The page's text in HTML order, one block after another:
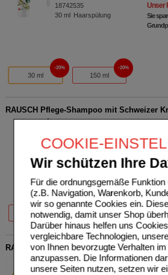
COOKIE-
Wir schützen Ihre
Für die ordnungsgemäße
(z.B. Navigation, Warenkorb,
wir so genannte Cookies ein.
notwendig, damit unser Shop
Darüber hinaus helfen uns
vergleichbare Technologien,
von Ihnen bevorzugte Verhalten
anzupassen. Die Informationen
unsere Seiten nutzen, setzen wir
18742535
30 ml Haarspülung
Unser
Sie
30 ml
20%
150 ml
20%
RAUSCH Pflege-Shampoo mit Schweizer
18742239
Unser
40 ml
20%
200 ml
20%
RAUSCH Kräuter Vital Kapseln
RAUSCH (Deutschland)
GmbH
UVP **